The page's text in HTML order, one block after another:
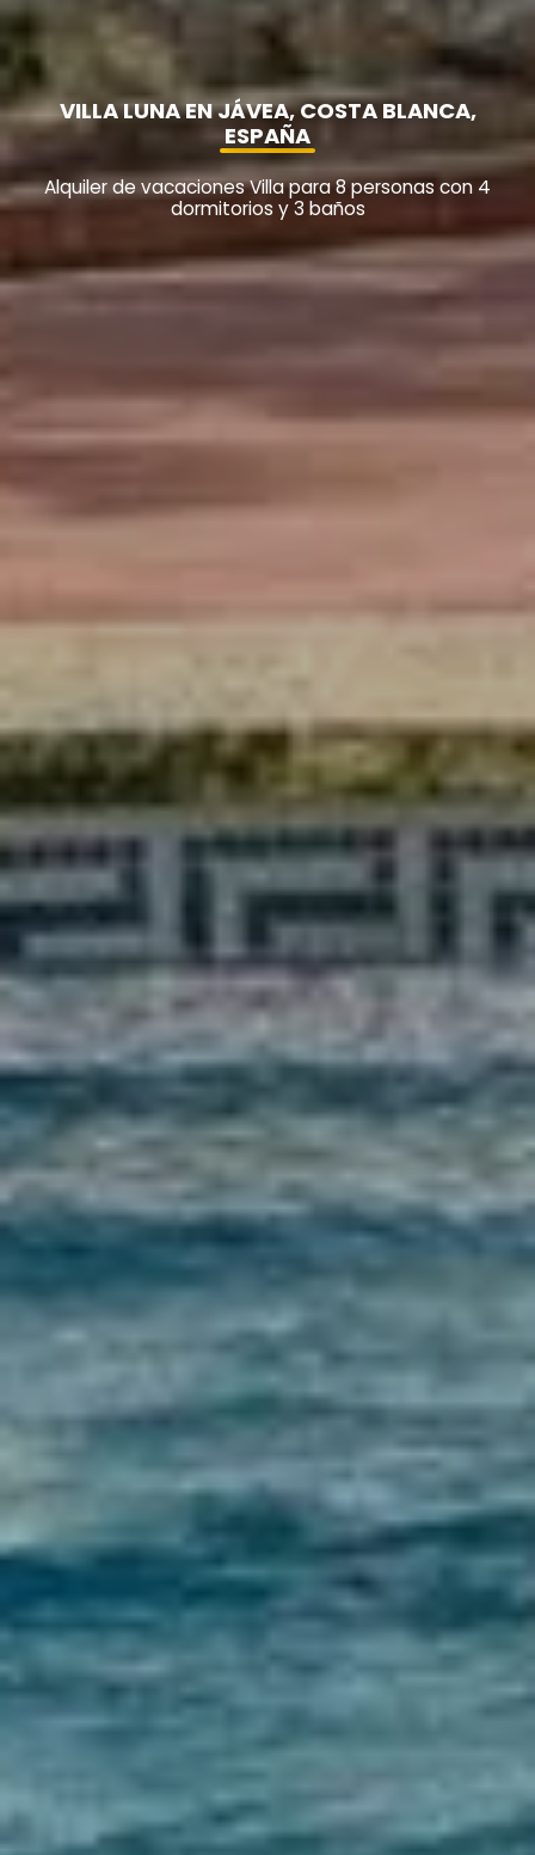
VILLA LUNA EN JÁVEA, COSTA BLANCA,
ESPAÑA
Alquiler de vacaciones Villa para 8 personas con 4
dormitorios y 3 baños